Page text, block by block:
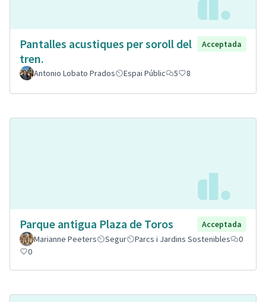
Pantalles acustiques per soroll del
tren.
Acceptada
Antonio Lobato Prados Espai Públic 5 8
Parque antigua Plaza de Toros
Acceptada
Marianne Peeters
Segur Parcs i Jardins Sostenibles
0
0